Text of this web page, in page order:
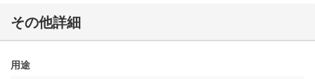
その他詳細
用途